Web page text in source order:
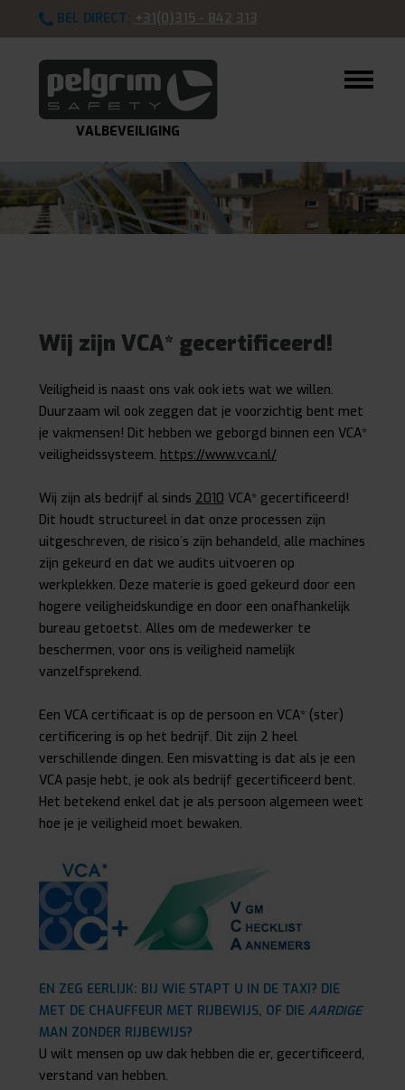
BEL DIRECT: +31(0)315 - 842 313
VALBEVEILIGING
Wij zijn VCA* gecertificeerd!
Veiligheid is naast ons vak ook iets wat we willen.
Duurzaam wil ook zeggen dat je voorzichtig bent met
je vakmensen! Dit hebben we geborgd binnen een VCA*
veiligheidssysteem. https://www.vca.nl/
Wij zijn als bedrijf al sinds 2010 VCA* gecertificeerd!
Dit houdt structureel in dat onze processen zijn
uitgeschreven, de risico`s zijn behandeld, alle machines
zijn gekeurd en dat we audits uitvoeren op
werkplekken. Deze materie is goed gekeurd door een
hogere veiligheidskundige en door een onafhankelijk
bureau getoetst. Alles om de medewerker te
beschermen, voor ons is veiligheid namelijk
vanzelfsprekend.
Een VCA certificaat is op de persoon en VCA* (ster)
certificering is op het bedrijf. Dit zijn 2 heel
verschillende dingen. Een misvatting is dat als je een
VCA pasje hebt, je ook als bedrijf gecertificeerd bent.
Het betekend enkel dat je als persoon algemeen weet
hoe je je veiligheid moet bewaken.
EN ZEG EERLIJK: BIJ WIE STAPT U IN DE TAXI? DIE
MET DE CHAUFFEUR MET RIJBEWIJS, OF DIE AARDIGE
MAN ZONDER RIJBEWIJS?
U wilt mensen op uw dak hebben die er, gecertificeerd,
verstand van hebben.